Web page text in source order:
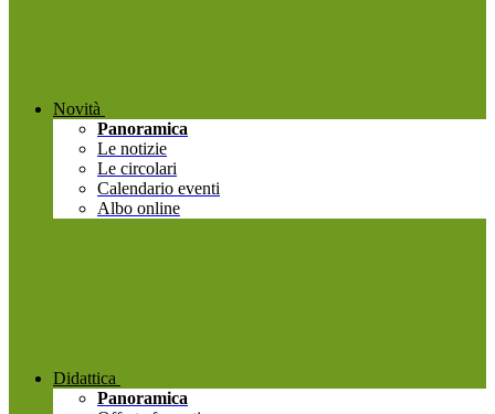
Novità
Panoramica
Le notizie
Le circolari
Calendario eventi
Albo online
Didattica
Panoramica